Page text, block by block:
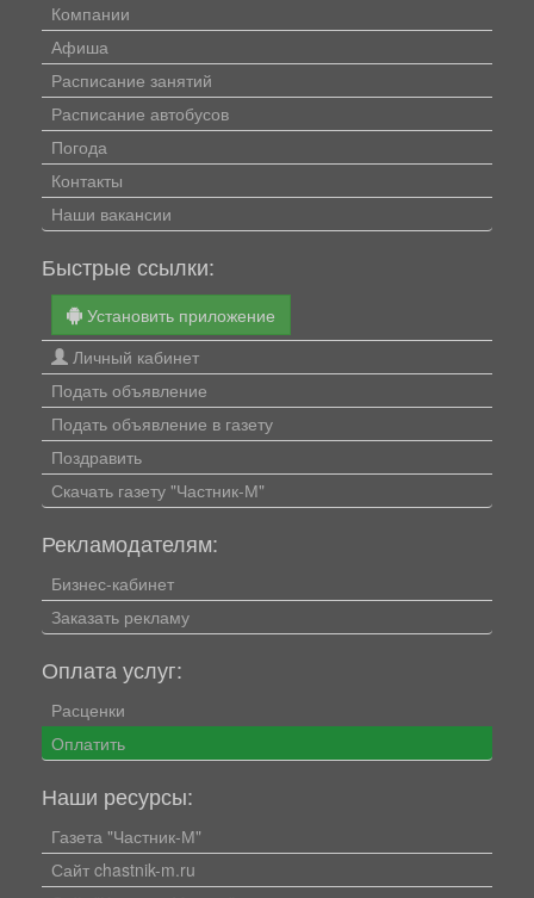
Компании
Афиша
Расписание занятий
Расписание автобусов
Погода
Контакты
Наши вакансии
Быстрые ссылки:
Установить приложение
Личный кабинет
Подать объявление
Подать объявление в газету
Поздравить
Скачать газету "Частник-М"
Рекламодателям:
Бизнес-кабинет
Заказать рекламу
Оплата услуг:
Расценки
Оплатить
Наши ресурсы:
Газета "Частник-М"
Сайт chastnik-m.ru